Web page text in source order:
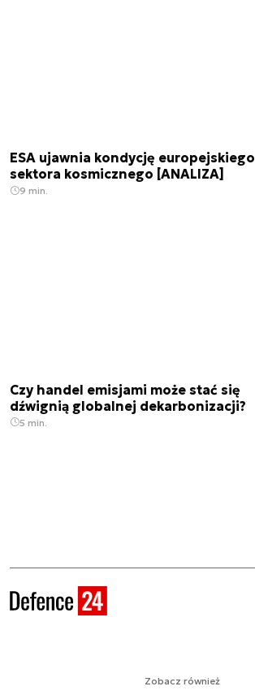
ESA ujawnia kondycję europejskiego
sektora kosmicznego [ANALIZA]
9 min.
Czy handel emisjami może stać się
dźwignią globalnej dekarbonizacji?
5 min.
Zobacz również